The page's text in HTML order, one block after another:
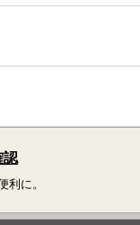
認
利に。